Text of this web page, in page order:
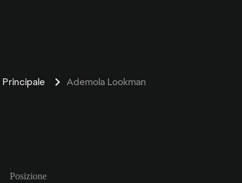
Principale Ademola Lookman
Posizione